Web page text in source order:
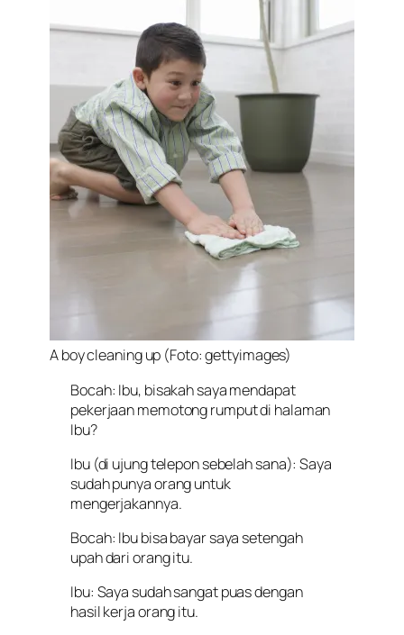
A boy cleaning up (Foto: gettyimages)
Bocah: Ibu, bisakah saya mendapat
pekerjaan memotong rumput di halaman
Ibu?
Ibu (di ujung telepon sebelah sana): Saya
sudah punya orang untuk
mengerjakannya.
Bocah: Ibu bisa bayar saya setengah
upah dari orang itu.
Ibu: Saya sudah sangat puas dengan
hasil kerja orang itu.